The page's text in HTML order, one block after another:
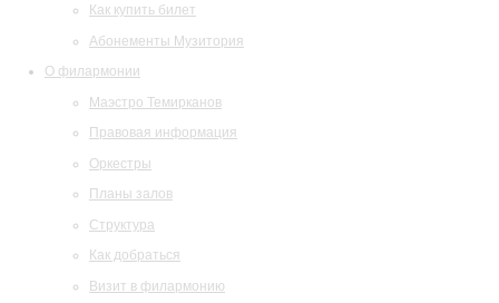
Как купить билет
Абонементы Музитория
О филармонии
Маэстро Темирканов
Правовая информация
Оркестры
Планы залов
Структура
Как добраться
Визит в филармонию